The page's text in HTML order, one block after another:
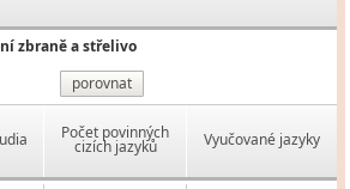
zbraně a střelivo
porovnat
Počet povinných
cizích jazyků Vyučované jazyky